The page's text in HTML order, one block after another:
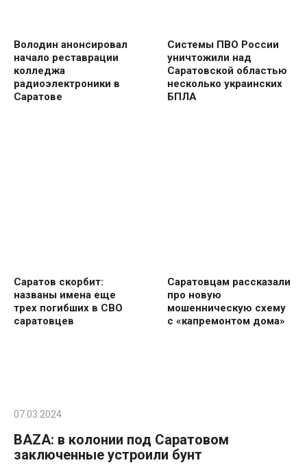
Володин анонсировал
начало реставрации
колледжа
радиоэлектроники в
Саратове
Системы ПВО России
уничтожили над
Саратовской областью
несколько украинских
БПЛА
Саратов скорбит:
названы имена еще
трех погибших в СВО
саратовцев
Саратовцам рассказали
про новую
мошенническую схему
с «капремонтом дома»
07.03.2024
BAZA: в колонии под Саратовом
заключенные устроили бунт